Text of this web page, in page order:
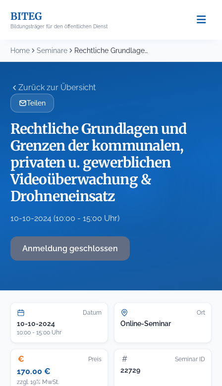
content
BITEG
Bildungsträger für den öffentlichen Dienst
Home Seminare Rechtliche Grundlagen und Grenzen der kommunalen, privaten u....
Zurück zur Übersicht
Teilen
Rechtliche Grundlagen und
Grenzen der kommunalen,
privaten u. gewerblichen
Videoüberwachung &
Drohneneinsatz
10-10-2024 (10:00 - 15:00 Uhr)
Anmeldung geschlossen
Datum
10-10-2024
10:00 - 15:00 Uhr
Ort
Online-Seminar
€ Preis
170.00 €
zzgl. 19% MwSt.
# Seminar ID
22729